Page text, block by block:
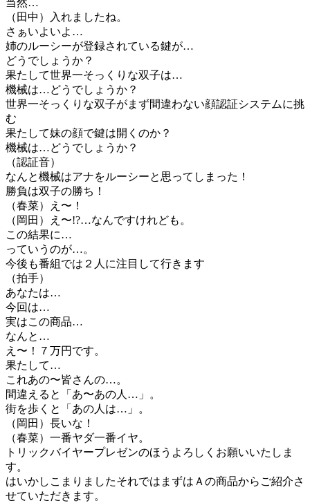
当然…
（田中）入れましたね。
さぁいよいよ…
姉のルーシーが登録されている鍵が…
どうでしょうか？
果たして世界一そっくりな双子は…
機械は…どうでしょうか？
世界一そっくりな双子がまず間違わない顔認証システムに挑
む
果たして妹の顔で鍵は開くのか？
機械は…どうでしょうか？
（認証音）
なんと機械はアナをルーシーと思ってしまった！
勝負は双子の勝ち！
（春菜）え〜！
（岡田）え〜!?…なんですけれども。
この結果に…
っていうのが…。
今後も番組では２人に注目して行きます
（拍手）
あなたは…
今回は…
実はこの商品…
なんと…
え〜！７万円です。
果たして…
これあの〜皆さんの…。
間違えると「あ〜あの人…」。
街を歩くと「あの人は…」。
（岡田）長いな！
（春菜）一番ヤダ一番イヤ。
トリックバイヤープレゼンのほうよろしくお願いいたしま
す。
はいかしこまりましたそれではまずはＡの商品からご紹介さ
せていただきます。